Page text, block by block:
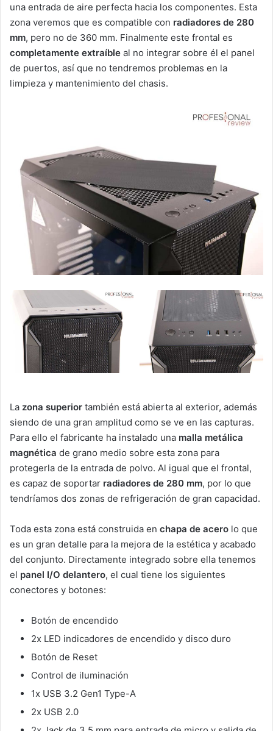
una entrada de aire perfecta hacia los componentes. Esta
zona veremos que es compatible con radiadores de 280
mm, pero no de 360 mm. Finalmente este frontal es
completamente extraíble al no integrar sobre él el panel
de puertos, así que no tendremos problemas en la
limpieza y mantenimiento del chasis.
La zona superior también está abierta al exterior, además
siendo de una gran amplitud como se ve en las capturas.
Para ello el fabricante ha instalado una malla metálica
magnética de grano medio sobre esta zona para
protegerla de la entrada de polvo. Al igual que el frontal,
es capaz de soportar radiadores de 280 mm, por lo que
tendríamos dos zonas de refrigeración de gran capacidad.
Toda esta zona está construida en chapa de acero lo que
es un gran detalle para la mejora de la estética y acabado
del conjunto. Directamente integrado sobre ella tenemos
el panel I/O delantero, el cual tiene los siguientes
conectores y botones:
Botón de encendido
2x LED indicadores de encendido y disco duro
Botón de Reset
Control de iluminación
1x USB 3.2 Gen1 Type-A
2x USB 2.0